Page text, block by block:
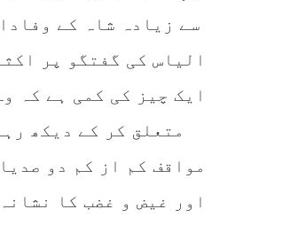
سے زیادہ شاہ کے
الیاس کی گفتگو پر
ایک چیز کی کمی ہے کہ
متعلق کر کے دیکھ
مواقف کم از کم دو
اور غیض و غضب کا